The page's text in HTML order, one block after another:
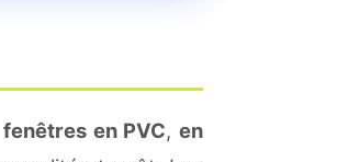
fenêtres en PVC,en